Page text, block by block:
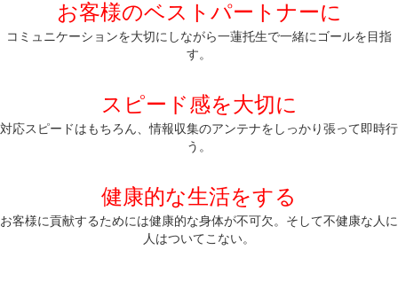
お客様のベストパートナーに
コミュニケーションを大切にしながら一蓮托生で一緒にゴールを目指
す。
スピード感を大切に
対応スピードはもちろん、情報収集のアンテナをしっかり張って即時行
う。
健康的な生活をする
お客様に貢献するためには健康的な身体が不可欠。そして不健康な人に
人はついてこない。